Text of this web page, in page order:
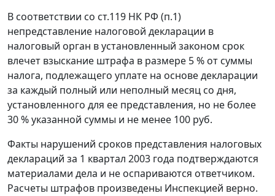
В соответствии со ст.119 НК РФ (п.1)
непредставление налоговой декларации в
налоговый орган в установленный законом срок
влечет взыскание штрафа в размере 5 % от суммы
налога, подлежащего уплате на основе декларации
за каждый полный или неполный месяц со дня,
установленного для ее представления, но не более
30 % указанной суммы и не менее 100 руб.
Факты нарушений сроков представления налоговых
деклараций за 1 квартал 2003 года подтверждаются
материалами дела и не оспариваются ответчиком.
Расчеты штрафов произведены Инспекцией верно.